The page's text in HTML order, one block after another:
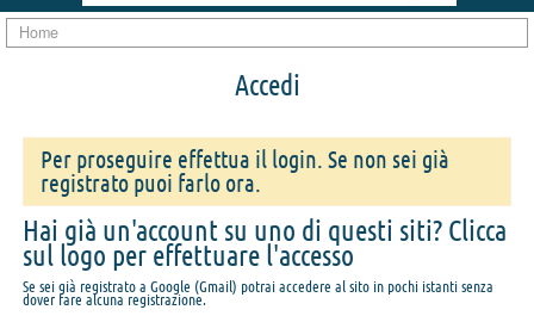
Home
Accedi
Per proseguire effettua il login. Se non sei già
registrato puoi farlo ora.
Hai già un'account su uno di questi siti? Clicca
sul logo per effettuare l'accesso
Se sei già registrato a Google (Gmail) potrai accedere al sito in pochi istanti senza
dover fare alcuna registrazione.